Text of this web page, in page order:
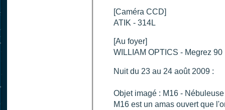
[Caméra CCD]
ATIK - 314L
[Au foyer]
WILLIAM OPTICS - Megrez 90
Nuit du 23 au 24 août 2009 :
Objet imagé : M16 -
M16 est un amas ouvert que